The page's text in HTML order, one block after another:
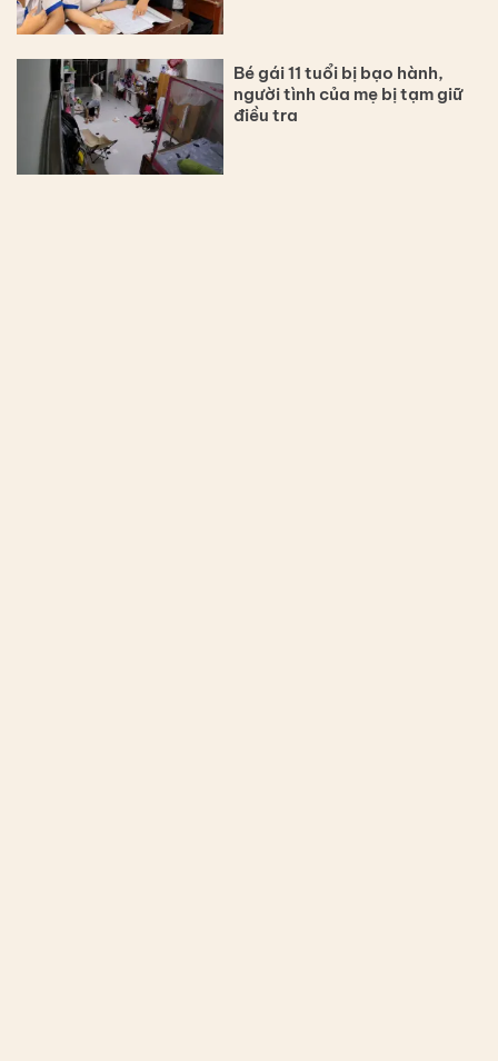
Bé gái 11 tuổi bị bạo hành,
người tình của mẹ bị tạm giữ
điều tra